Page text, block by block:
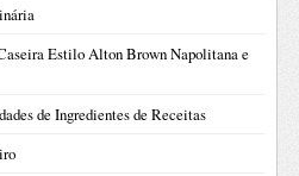
Estilo Alton Brown Napolitana e
de Ingredientes de Receitas